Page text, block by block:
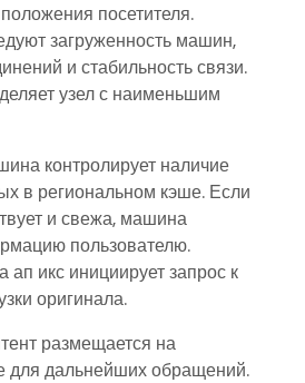
посетителя.
загруженность машин,
и стабильность связи.
узел с наименьшим
контролирует наличие
в региональном кэше. Если
и свежа, машина
пользователю.
ап икс инициирует запрос к
оригинала.
размещается на
для дальнейших обращений.